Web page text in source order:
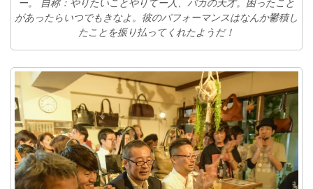
ー。 自称：やりたいことやりてー人、バカの天才。困ったこと
があったらいつでもきなよ。彼のパフォーマンスはなんか鬱積し
たことを振り払ってくれたようだ！